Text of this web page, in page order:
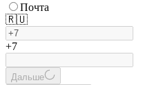
Почта
🇷🇺
+7
Дальше